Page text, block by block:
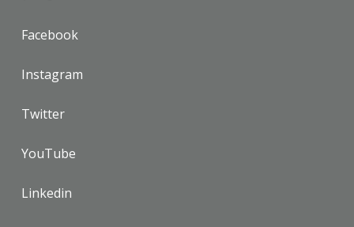
Facebook
Instagram
Twitter
YouTube
Linkedin